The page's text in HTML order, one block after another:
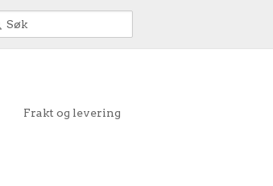
Frakt og levering